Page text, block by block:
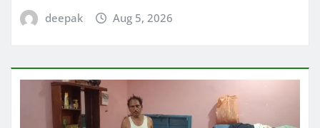
deepak Aug 5, 2026